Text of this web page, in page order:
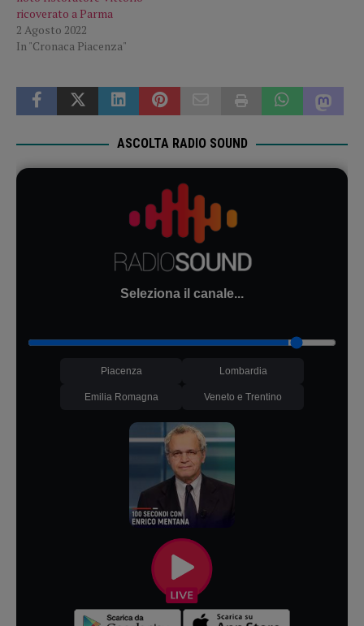
ricoverato a Parma
2 Agosto 2022
In "Cronaca Piacenza"
ASCOLTA RADIO SOUND
Seleziona il canale...
Piacenza Lombardia
Emilia Romagna Veneto e Trentino